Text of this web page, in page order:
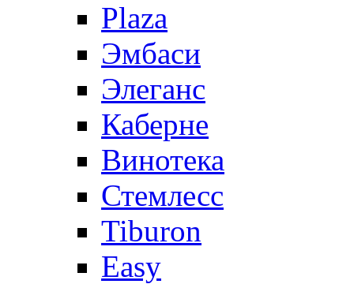
Plaza
Эмбаси
Элеганс
Каберне
Винотека
Стемлесс
Tiburon
Easy